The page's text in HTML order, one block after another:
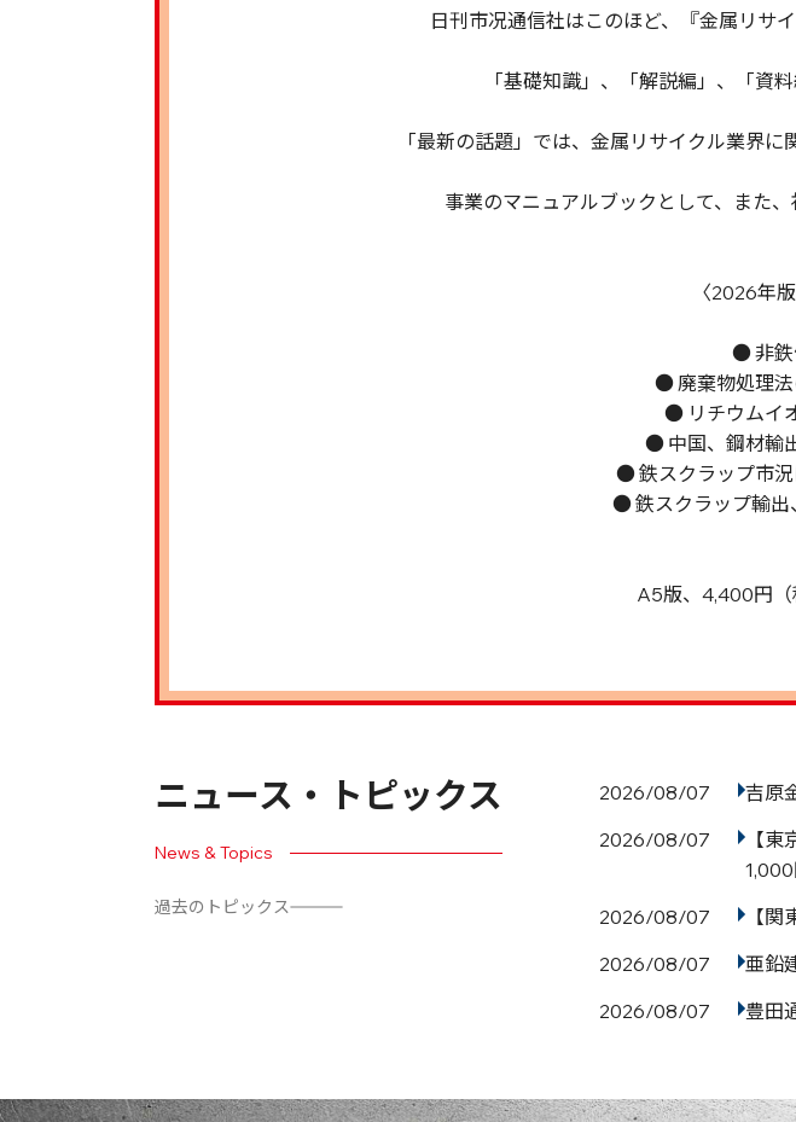
日刊市况通信社はこのほど、『金属リサ
「基礎知識」、「解説編」、「資
「最新の話題」では、金属リサイクル業界
事業のマニュアルブックとして、また
〈2026年
● 非鉄
● 廃棄物処理
● リチウムイ
● 中国、鋼材輸
● 鉄スクラップ市
● 鉄スクラップ輸出
A5版、4,400円（
ニュース・トピックス
News & Topics
過去のトピックス
2026/08/07
吉原
2026/08/07
【東
1,000
2026/08/07
【関
2026/08/07
亜鉛
2026/08/07
豊田